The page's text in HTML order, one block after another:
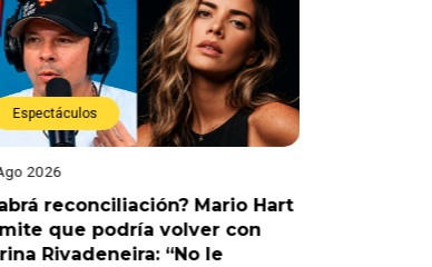
Espectáculos
2026
reconciliación? Mario Hart
que podría volver con
Rivadeneira: “No le